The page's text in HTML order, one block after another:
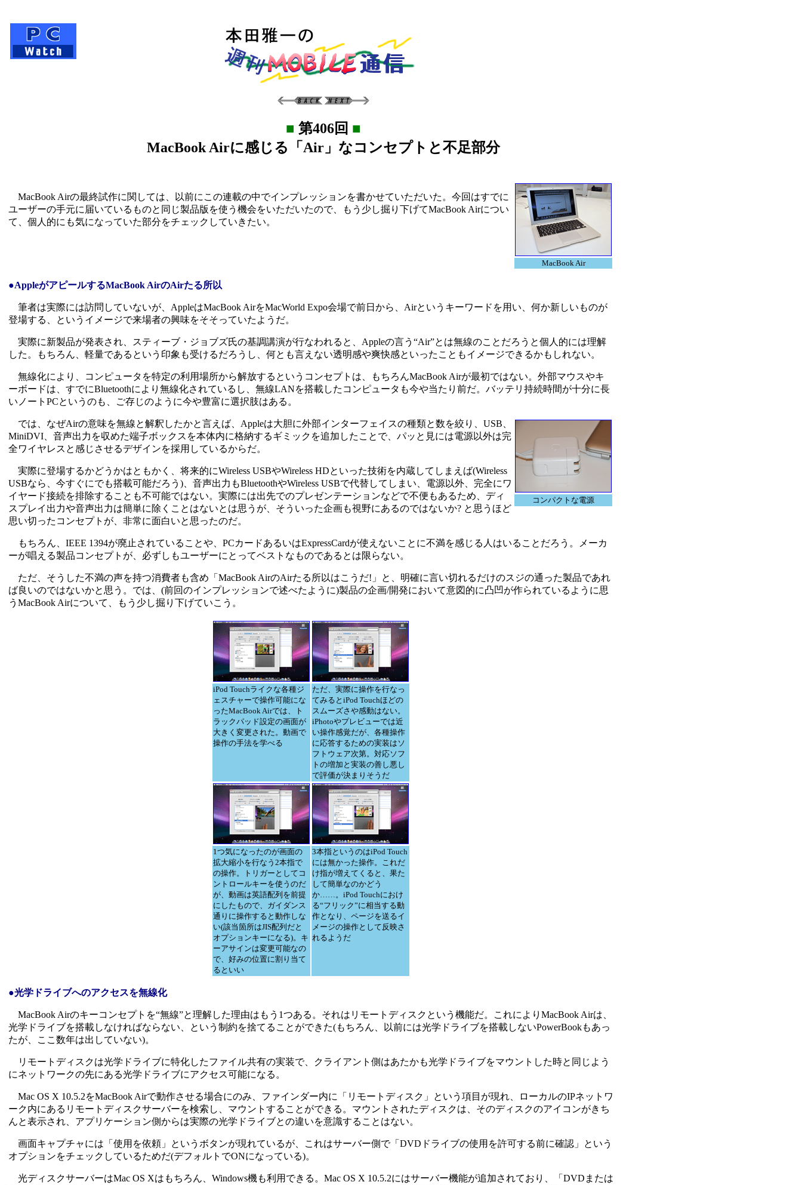
■ 第406回 ■
MacBook Airに感じる「Air」なコンセプトと不足部分
MacBook Air
MacBook Airの最終試作に関しては、以前にこの連載の中でインプレッションを書かせていただいた。今回はすでに
ユーザーの手元に届いているものと同じ製品版を使う機会をいただいたので、もう少し掘り下げてMacBook Airについ
て、個人的にも気になっていた部分をチェックしていきたい。
●AppleがアピールするMacBook AirのAirたる所以
筆者は実際には訪問していないが、AppleはMacBook AirをMacWorld Expo会場で前日から、Airというキーワードを用い、何か新しいものが
登場する、というイメージで来場者の興味をそそっていたようだ。
実際に新製品が発表され、スティーブ・ジョブズ氏の基調講演が行なわれると、Appleの言う“Air”とは無線のことだろうと個人的には理解
した。もちろん、軽量であるという印象も受けるだろうし、何とも言えない透明感や爽快感といったこともイメージできるかもしれない。
無線化により、コンピュータを特定の利用場所から解放するというコンセプトは、もちろんMacBook Airが最初ではない。外部マウスやキ
ーボードは、すでにBluetoothにより無線化されているし、無線LANを搭載したコンピュータも今や当たり前だ。バッテリ持続時間が十分に長
いノートPCというのも、ご存じのように今や豊富に選択肢はある。
コンパクトな電源
では、なぜAirの意味を無線と解釈したかと言えば、Appleは大胆に外部インターフェイスの種類と数を絞り、USB、
MiniDVI、音声出力を収めた端子ボックスを本体内に格納するギミックを追加したことで、パッと見には電源以外は完
全ワイヤレスと感じさせるデザインを採用しているからだ。
実際に登場するかどうかはともかく、将来的にWireless USBやWireless HDといった技術を内蔵してしまえば(Wireless
USBなら、今すぐにでも搭載可能だろう)、音声出力もBluetoothやWireless USBで代替してしまい、電源以外、完全にワ
イヤード接続を排除することも不可能ではない。実際には出先でのプレゼンテーションなどで不便もあるため、ディ
スプレイ出力や音声出力は簡単に除くことはないとは思うが、そういった企画も視野にあるのではないか? と思うほど
思い切ったコンセプトが、非常に面白いと思ったのだ。
もちろん、IEEE 1394が廃止されていることや、PCカードあるいはExpressCardが使えないことに不満を感じる人はいることだろう。メーカ
ーが唱える製品コンセプトが、必ずしもユーザーにとってベストなものであるとは限らない。
ただ、そうした不満の声を持つ消費者も含め「MacBook AirのAirたる所以はこうだ!」と、明確に言い切れるだけのスジの通った製品であれ
ば良いのではないかと思う。では、(前回のインプレッションで述べたように)製品の企画/開発において意図的に凸凹が作られているように思
うMacBook Airについて、もう少し掘り下げていこう。
iPod Touchライクな各種ジ
ェスチャーで操作可能にな
ったMacBook Airでは、ト
ラックパッド設定の画面が
大きく変更された。動画で
操作の手法を学べる
ただ、実際に操作を行なっ
てみるとiPod Touchほどの
スムーズさや感動はない。
iPhotoやプレビューでは近
い操作感覚だが、各種操作
に応答するための実装はソ
フトウェア次第。対応ソフ
トの増加と実装の善し悪し
で評価が決まりそうだ
1つ気になったのが画面の
拡大縮小を行なう2本指で
の操作。トリガーとしてコ
ントロールキーを使うのだ
が、動画は英語配列を前提
にしたもので、ガイダンス
通りに操作すると動作しな
い(該当箇所はJIS配列だと
オプションキーになる)。キ
ーアサインは変更可能なの
で、好みの位置に割り当て
るといい
3本指というのはiPod Touch
には無かった操作。これだ
け指が増えてくると、果た
して簡単なのかどう
か……。iPod Touchにおけ
る“フリック”に相当する動
作となり、ページを送るイ
メージの操作として反映さ
れるようだ
●光学ドライブへのアクセスを無線化
MacBook Airのキーコンセプトを“無線”と理解した理由はもう1つある。それはリモートディスクという機能だ。これによりMacBook Airは、
光学ドライブを搭載しなければならない、という制約を捨てることができた(もちろん、以前には光学ドライブを搭載しないPowerBookもあっ
たが、ここ数年は出していない)。
リモートディスクは光学ドライブに特化したファイル共有の実装で、クライアント側はあたかも光学ドライブをマウントした時と同じよう
にネットワークの先にある光学ドライブにアクセス可能になる。
Mac OS X 10.5.2をMacBook Airで動作させる場合にのみ、ファインダー内に「リモートディスク」という項目が現れ、ローカルのIPネットワ
ーク内にあるリモートディスクサーバーを検索し、マウントすることができる。マウントされたディスクは、そのディスクのアイコンがきち
んと表示され、アプリケーション側からは実際の光学ドライブとの違いを意識することはない。
画面キャプチャには「使用を依頼」というボタンが現れているが、これはサーバー側で「DVDドライブの使用を許可する前に確認」という
オプションをチェックしているためだ(デフォルトでONになっている)。
光ディスクサーバーはMac OS Xはもちろん、Windows機も利用できる。Mac OS X 10.5.2にはサーバー機能が追加されており、「DVDまたは